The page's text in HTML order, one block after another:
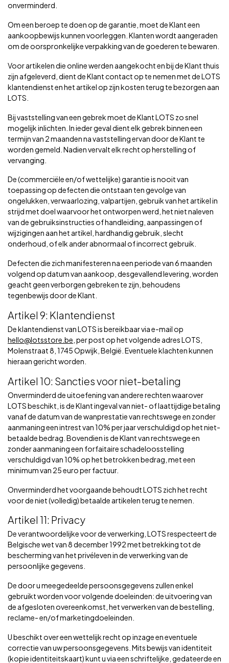
onverminderd.
Om een beroep te doen op de garantie, moet de Klant een
aankoopbewijs kunnen voorleggen. Klanten wordt aangeraden
om de oorspronkelijke verpakking van de goederen te bewaren.
Voor artikelen die online werden aangekocht en bij de Klant thuis
zijn afgeleverd, dient de Klant contact op te nemen met de LOTS
klantendienst en het artikel op zijn kosten terug te bezorgen aan
LOTS.
Bij vaststelling van een gebrek moet de Klant LOTS zo snel
mogelijk inlichten. In ieder geval dient elk gebrek binnen een
termijn van 2 maanden na vaststelling ervan door de Klant te
worden gemeld. Nadien vervalt elk recht op herstelling of
vervanging.
De (commerciële en/of wettelijke) garantie is nooit van
toepassing op defecten die ontstaan ten gevolge van
ongelukken, verwaarlozing, valpartijen, gebruik van het artikel in
strijd met doel waarvoor het ontworpen werd, het niet naleven
van de gebruiksinstructies of handleiding, aanpassingen of
wijzigingen aan het artikel, hardhandig gebruik, slecht
onderhoud, of elk ander abnormaal of incorrect gebruik.
Defecten die zich manifesteren na een periode van 6 maanden
volgend op datum van aankoop, desgevallend levering, worden
geacht geen verborgen gebreken te zijn, behoudens
tegenbewijs door de Klant.
Artikel 9: Klantendienst
De klantendienst van LOTS is bereikbaar via e-mail op
hello@lotsstore.be , per post op het volgende adres LOTS,
Molenstraat 8, 1745 Opwijk, België. Eventuele klachten kunnen
hieraan gericht worden.
Artikel 10: Sancties voor niet-betaling
Onverminderd de uitoefening van andere rechten waarover
LOTS beschikt, is de Klant ingeval van niet- of laattijdige betaling
vanaf de datum van de wanprestatie van rechtswege en zonder
aanmaning een intrest van 10% per jaar verschuldigd op het niet-
betaalde bedrag. Bovendien is de Klant van rechtswege en
zonder aanmaning een forfaitaire schadeloosstelling
verschuldigd van 10% op het betrokken bedrag, met een
minimum van 25 euro per factuur.
Onverminderd het voorgaande behoudt LOTS zich het recht
voor de niet (volledig) betaalde artikelen terug te nemen.
Artikel 11: Privacy
De verantwoordelijke voor de verwerking, LOTS respecteert de
Belgische wet van 8 december 1992 met betrekking tot de
bescherming van het privéleven in de verwerking van de
persoonlijke gegevens.
De door u meegedeelde persoonsgegevens zullen enkel
gebruikt worden voor volgende doeleinden: de uitvoering van
de afgesloten overeenkomst, het verwerken van de bestelling,
reclame- en/of marketingdoeleinden.
U beschikt over een wettelijk recht op inzage en eventuele
correctie van uw persoonsgegevens. Mits bewijs van identiteit
(kopie identiteitskaart) kunt u via een schriftelijke, gedateerde en